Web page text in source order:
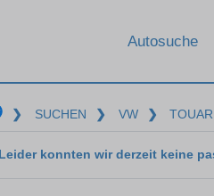
Autosuche
❯ SUCHEN ❯ VW ❯
Leider konnten wir derzeit keine